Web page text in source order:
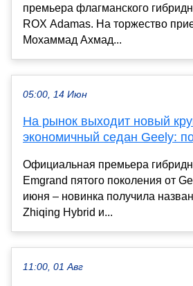
премьера флагманского
ROX Adamas. На торжество
Мохаммад Ахмад...
05:00, 14 Июн
На рынок выходит новый
экономичный седан Geely:
Официальная премьера
Emgrand пятого поколения от
июня – новинка получила
Zhiqing Hybrid и...
11:00, 01 Авг